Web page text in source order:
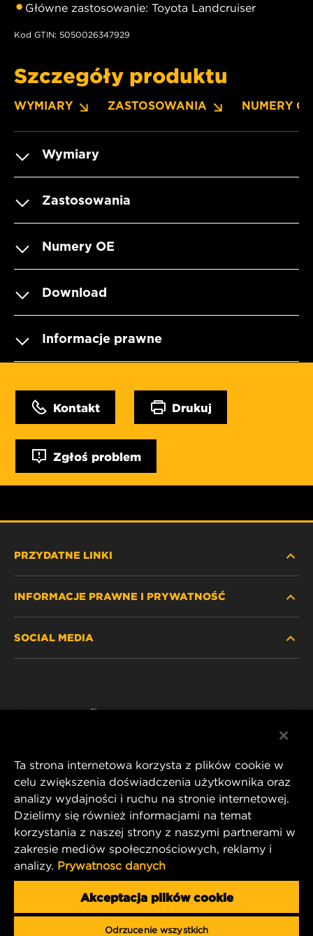
Główne zastosowanie: Toyota Landcruiser
Kod GTIN: 5050026347929
Szczegóły produktu
WYMIARY ZASTOSOWANIA NUMERY OE
Wymiary
Zastosowania
Numery OE
Download
Informacje prawne
Kontakt Drukuj
Zgłoś problem
PRZYDATNE LINKI
GDZIE KUPIĆ
INFORMACJE PRAWNE I PRYWATNOŚĆ
SOCIAL MEDIA
MANN+HUMMEL FT Poland
ul. Wrocławska 145,
63-800 GOSTYŃ, POLAND
Tel. +48 65 572 89 00
E-mail: info@mann-hummel.com
MANN+HUMMEL GROUP
Ta strona internetowa korzysta z plików cookie w
celu zwiększenia doświadczenia użytkownika oraz
analizy wydajności i ruchu na stronie internetowej.
Dzielimy się również informacjami na temat
korzystania z naszej strony z naszymi partnerami w
zakresie mediów społecznościowych, reklamy i
analizy. Prywatnosc danych
Akceptacja plików cookie
Odrzucenie wszystkich